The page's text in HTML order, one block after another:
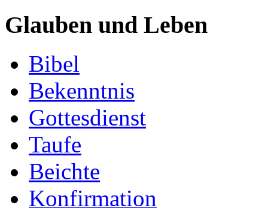
Glauben und Leben
Bibel
Bekenntnis
Gottesdienst
Taufe
Beichte
Konfirmation